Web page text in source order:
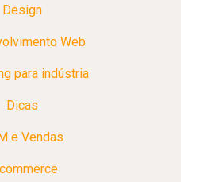
Design
Web
para indústria
Dicas
e Vendas